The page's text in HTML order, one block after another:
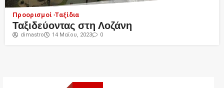
Προορισμοί Ταξίδια
Ταξιδεύοντας στη Λοζάνη
dimastro 14 Μαΐου, 2023 0